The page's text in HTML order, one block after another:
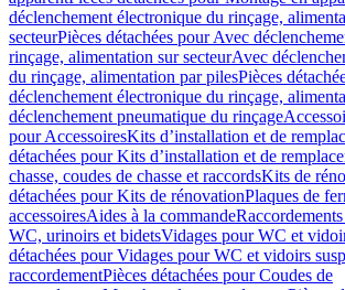
déclenchement électronique du rinçage,
secteurPièces détachées pour Avec
rinçage, alimentation sur secteurAvec
du rinçage, alimentation par pilesPièces
déclenchement électronique du rinçage,
déclenchement pneumatique du rinçage
pour AccessoiresKits d’installation et de
détachées pour Kits d’installation et de
chasse, coudes de chasse et raccordsKits de
détachées pour Kits de rénovationPlaques de
accessoiresAides à la commande
WC, urinoirs et bidetsVidages pour WC et
détachées pour Vidages pour WC et vidoirs
raccordementPièces détachées pour Coudes de